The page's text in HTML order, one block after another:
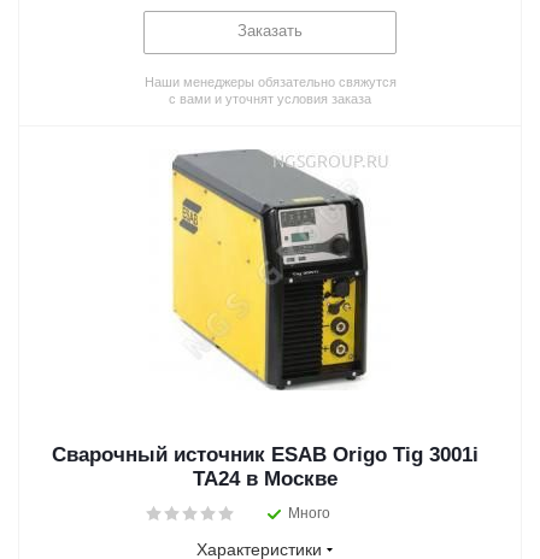
Заказать
Наши менеджеры обязательно свяжутся
с вами и уточнят условия заказа
Сварочный источник ESAB Origo Tig 3001i
TA24 в Москве
Много
Характеристики